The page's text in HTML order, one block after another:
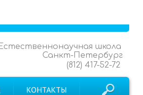
Естественнонаучная школа
Санкт-Петербург
(812) 417-52-72
КОНТАКТЫ